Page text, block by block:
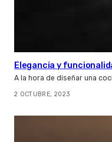
Elegancia y
A la hora de diseñar una
2 OCTUBRE, 2023